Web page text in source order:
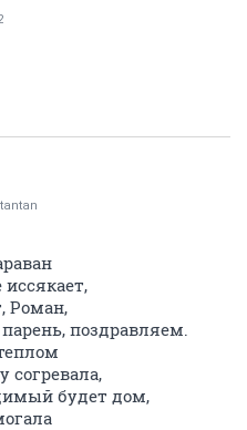
иссякает,
Роман,
поздравляем.
согревала,
будет дом,